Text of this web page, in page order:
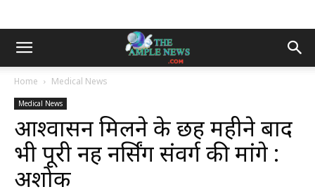
Home Medical News
Medical News
आश्वासन मिलने के छह महीने बाद
भी पूरी नहीं नर्सिंग संवर्ग की मांगे :
अशोक